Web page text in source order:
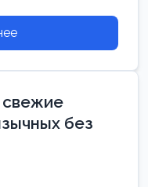
свежие
без